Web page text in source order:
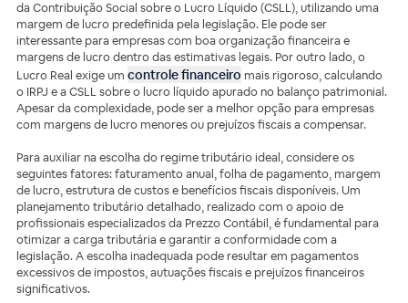
da Contribuição Social sobre o Lucro Líquido (CSLL), utilizando uma
margem de lucro predefinida pela legislação. Ele pode ser
interessante para empresas com boa organização financeira e
margens de lucro dentro das estimativas legais. Por outro lado, o
Lucro Real exige um controle financeiro mais rigoroso, calculando
o IRPJ e a CSLL sobre o lucro líquido apurado no balanço patrimonial.
Apesar da complexidade, pode ser a melhor opção para empresas
com margens de lucro menores ou prejuízos fiscais a compensar.
Para auxiliar na escolha do regime tributário ideal, considere os
seguintes fatores: faturamento anual, folha de pagamento, margem
de lucro, estrutura de custos e benefícios fiscais disponíveis. Um
planejamento tributário detalhado, realizado com o apoio de
profissionais especializados da Prezzo Contábil, é fundamental para
otimizar a carga tributária e garantir a conformidade com a
legislação. A escolha inadequada pode resultar em pagamentos
excessivos de impostos, autuações fiscais e prejuízos financeiros
significativos.